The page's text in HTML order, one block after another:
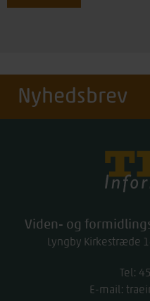
Viden- og
Lyngby Kirkestræde
Tel:
E-mail:
Nyhedsbrev